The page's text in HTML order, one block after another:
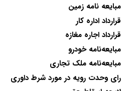
مبایعه نامه زمین
قرارداد اداره کار
قرارداد اجاره مغازه
مبایعه‌نامه خودرو
مبایعه‌نامه ملک تجاری
رای وحدت رویه در مورد شرط داوری